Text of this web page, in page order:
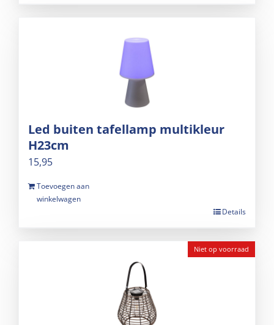
Led buiten tafellamp multikleur
H23cm
15,95
Toevoegen aan
winkelwagen
Details
Niet op voorraad